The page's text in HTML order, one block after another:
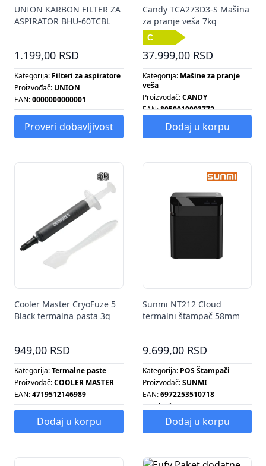
UNION KARBON FILTER ZA
ASPIRATOR BHU-60TCBL
1.199,00 RSD
Kategorija: Filteri za aspiratore
Proizvođač: UNION
EAN:0000000000001
Proveri dobavljivost
Candy TCA273D3-S Mašina
za pranje veša 7kg
37.999,00 RSD
Kategorija: Mašine za pranje
veša
Proizvođač:CANDY
EAN:8059019093772
Energetska klasa: C
Broj obrtaja centrifuge:1200
Dodaj u korpu
Cooler Master CryoFuze 5
Black termalna pasta 3g
949,00 RSD
Kategorija:Termalne paste
Proizvođač:COOLER MASTER
EAN:4719512146989
Dodaj u korpu
Sunmi NT212 Cloud
termalni štampač 58mm
9.699,00 RSD
Kategorija: POS Štampači
Proizvođač:SUNMI
EAN:6972253510718
Rezolucija:203 X 203 DPI
Dodaj u korpu